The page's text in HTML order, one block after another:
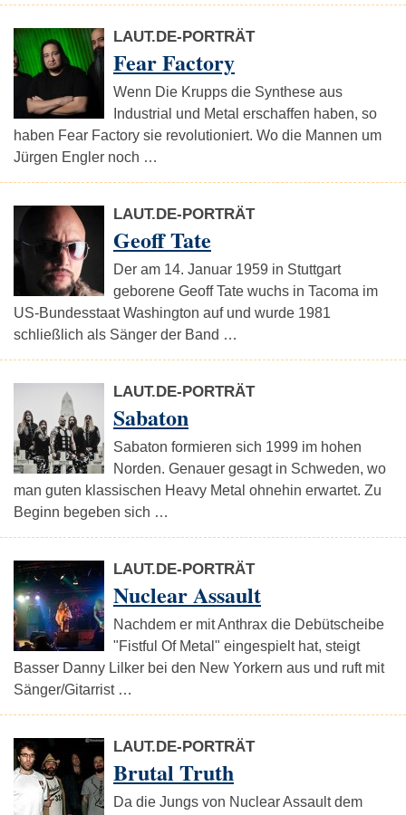
LAUT.DE-PORTRÄT
Fear Factory
Wenn Die Krupps die Synthese aus
Industrial und Metal erschaffen haben, so
haben Fear Factory sie revolutioniert. Wo die Mannen um
Jürgen Engler noch …
LAUT.DE-PORTRÄT
Geoff Tate
Der am 14. Januar 1959 in Stuttgart
geborene Geoff Tate wuchs in Tacoma im
US-Bundesstaat Washington auf und wurde 1981
schließlich als Sänger der Band …
LAUT.DE-PORTRÄT
Sabaton
Sabaton formieren sich 1999 im hohen
Norden. Genauer gesagt in Schweden, wo
man guten klassischen Heavy Metal ohnehin erwartet. Zu
Beginn begeben sich …
LAUT.DE-PORTRÄT
Nuclear Assault
Nachdem er mit Anthrax die Debütscheibe
"Fistful Of Metal" eingespielt hat, steigt
Basser Danny Lilker bei den New Yorkern aus und ruft mit
Sänger/Gitarrist …
LAUT.DE-PORTRÄT
Brutal Truth
Da die Jungs von Nuclear Assault dem